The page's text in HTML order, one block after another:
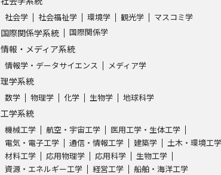
社会学 社会福祉学 環境学 観光学 マスコミ学
国際関係学系統 国際関係学
情報・メディア系統
情報学・データサイエンス メディア学
理学系統
数学 物理学 化学 生物学 地球科学
工学系統
機械工学 航空・宇宙工学
医用工学・生体工学
電気・電子工学
通信・情報工学 建築学
土木・環境工学
材料工学
応用物理学 応用科学
生物工学
資源・エネルギー工学
経営工学 船舶・海洋工学